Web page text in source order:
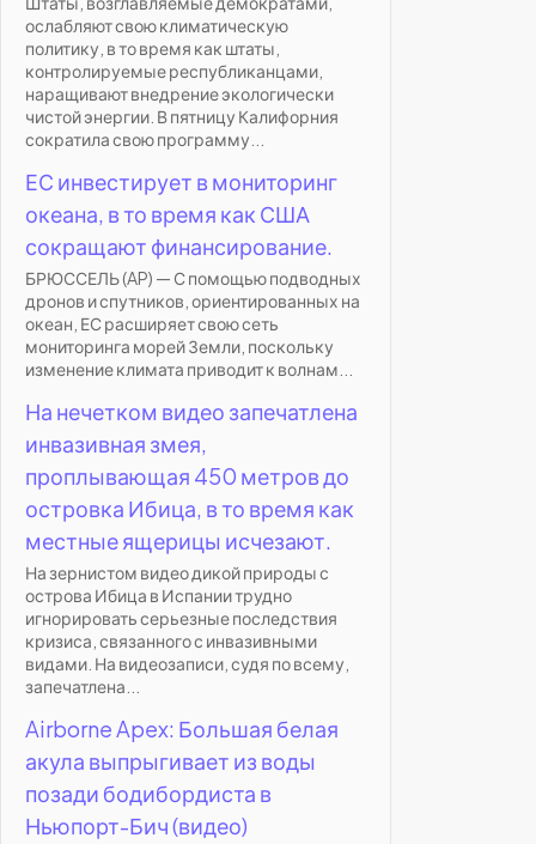
ослабляют свою климатическую
политику, в то время как штаты,
контролируемые республиканцами,
наращивают внедрение экологически
чистой энергии. В пятницу Калифорния
сократила свою программу...
ЕС инвестирует в мониторинг
океана, в то время как США
сокращают финансирование.
БРЮССЕЛЬ (AP) — С помощью подводных
дронов и спутников, ориентированных на
океан, ЕС расширяет свою сеть
мониторинга морей Земли, поскольку
изменение климата приводит к волнам...
На нечетком видео запечатлена
инвазивная змея,
проплывающая 450 метров до
островка Ибица, в то время как
местные ящерицы исчезают.
На зернистом видео дикой природы с
острова Ибица в Испании трудно
игнорировать серьезные последствия
кризиса, связанного с инвазивными
видами. На видеозаписи, судя по всему,
запечатлена...
Airborne Apex: Большая белая
акула выпрыгивает из воды
позади бодибордиста в
Ньюпорт-Бич (видео)